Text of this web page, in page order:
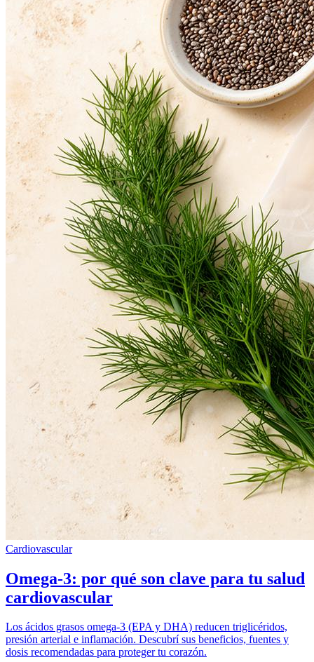
Cardiovascular
Omega-3: por qué son clave para tu salud
cardiovascular
Los ácidos grasos omega-3 (EPA y DHA) reducen triglicéridos,
presión arterial e inflamación. Descubrí sus beneficios, fuentes y
dosis recomendadas para proteger tu corazón.